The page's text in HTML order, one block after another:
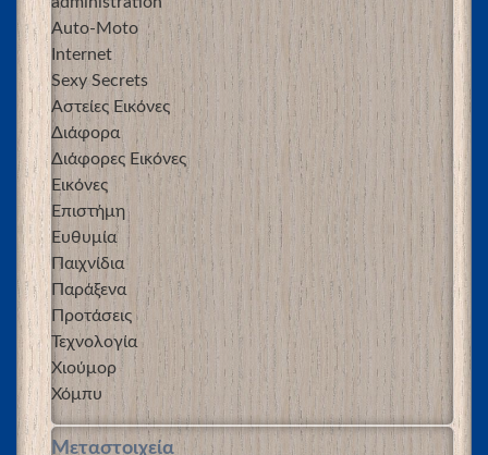
Auto-Moto
Internet
Sexy Secrets
Αστείες Εικόνες
Διάφορα
Διάφορες Εικόνες
Εικόνες
Επιστήμη
Ευθυμία
Παιχνίδια
Παράξενα
Προτάσεις
Τεχνολογία
Χιούμορ
Χόμπυ
Μεταστοιχεία